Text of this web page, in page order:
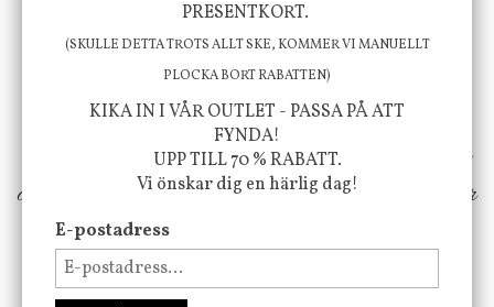
Vi vill förmedla känsla, upplevelse och
välbefinnande för dig och ditt hem! Med
inspiration från naturen och dess färgpalett
erbjuder vi omsorgsfullt utvalda produkter som
ökar trivsel i ditt hem och ger det lilla extra för
att öka ditt välmående!
PRESENTKORT.
(SKULLE DETTA TROTS ALLT SKE, KOMMER VI MANUELLT
PLOCKA BORT RABATTEN)
KIKA IN I VÅR OUTLET - PASSA PÅ ATT
FYNDA!
UPP TILL 70 % RABATT.
Vi önskar dig en härlig dag!
E-postadress